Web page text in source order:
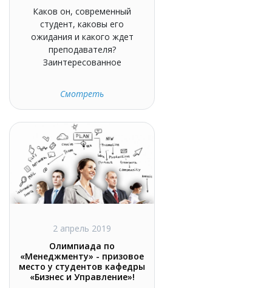
Каков он, современный
студент, каковы его
ожидания и какого ждет
преподавателя?
Заинтересованное
Смотреть
2 апрель 2019
Олимпиада по
«Менеджменту» - призовое
место у студентов кафедры
«Бизнес и Управление»!